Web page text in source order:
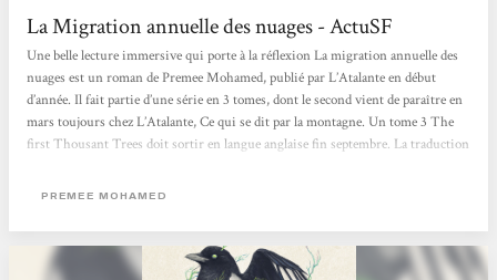
La Migration annuelle des nuages - ActuSF
Une belle lecture immersive qui porte à la réflexion La migration annuelle des
nuages est un roman de Premee Mohamed, publié par L’Atalante en début
d’année. Il fait partie d’une série en 3 tomes, dont le second vient de paraître en
mars toujours chez L’Atalante, Ce qui se dit par la montagne. Un tome 3 The
first Thousant Trees doit sortir en langue anglaise fin septembre. La traduction
apocalyptique, les humains essayent de se reconstruire en vivant reclus dans de
PREMEE MOHAMED